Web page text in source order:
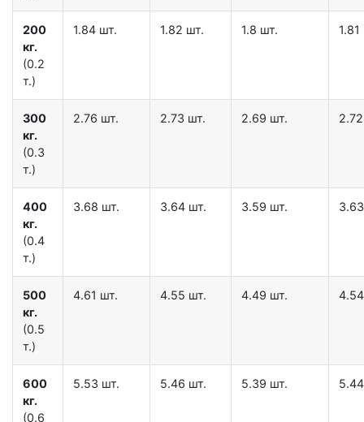
200
кг.
(0.2
т.)
1.84 шт. 1.82 шт. 1.8 шт.
300
кг.
(0.3
т.)
2.76 шт. 2.73 шт. 2.69 шт.
400
кг.
(0.4
т.)
3.68 шт. 3.64 шт. 3.59 шт.
500
кг.
(0.5
т.)
4.61 шт. 4.55 шт. 4.49 шт.
600
кг.
(0.6
5.53 шт. 5.46 шт. 5.39 шт.